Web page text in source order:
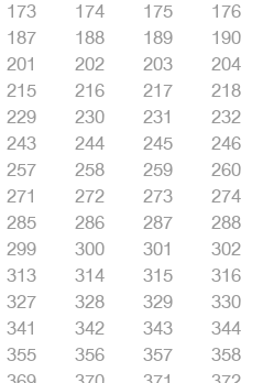
173 174 175 176
187 188 189 190
201 202 203 204
215 216 217 218
229 230 231 232
243 244 245 246
257 258 259 260
271 272 273 274
285 286 287 288
299 300 301 302
313 314 315 316
327 328 329 330
341 342 343 344
355 356 357 358